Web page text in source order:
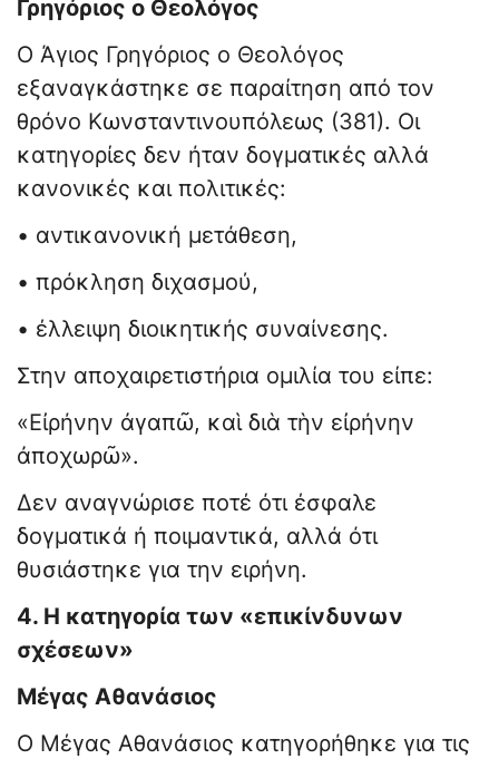
Γρηγόριος ο Θεολόγος
Ο Άγιος Γρηγόριος ο Θεολόγος
εξαναγκάστηκε σε παραίτηση από τον
θρόνο Κωνσταντινουπόλεως (381). Οι
κατηγορίες δεν ήταν δογματικές αλλά
κανονικές και πολιτικές:
• αντικανονική μετάθεση,
• πρόκληση διχασμού,
• έλλειψη διοικητικής συναίνεσης.
Στην αποχαιρετιστήρια ομιλία του είπε:
«Εἰρήνην ἀγαπῶ, καὶ διὰ τὴν εἰρήνην
ἀποχωρῶ».
Δεν αναγνώρισε ποτέ ότι έσφαλε
δογματικά ή ποιμαντικά, αλλά ότι
θυσιάστηκε για την ειρήνη.
4. Η κατηγορία των «επικίνδυνων
σχέσεων»
Μέγας Αθανάσιος
Ο Μέγας Αθανάσιος κατηγορήθηκε για τις